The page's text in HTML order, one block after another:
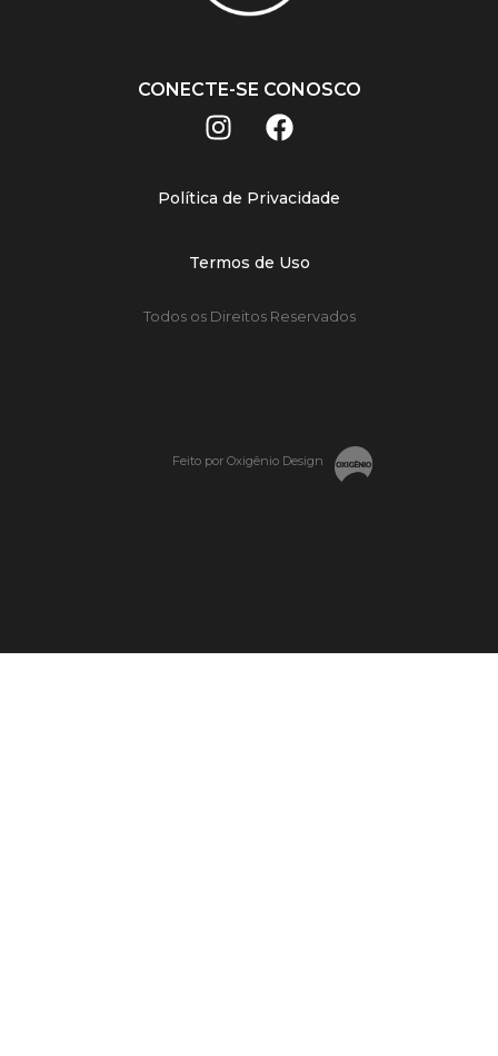
CONECTE-SE CONOSCO
Política de Privacidade
Termos de Uso
Todos os Direitos Reservados
Feito por Oxigênio Design